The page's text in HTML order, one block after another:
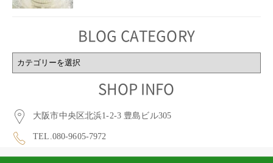
BLOG CATEGORY
BLOG
CATEGORY
SHOP INFO
大阪市中央区北浜1-2-3 豊島ビル305
TEL.080-9605-7972